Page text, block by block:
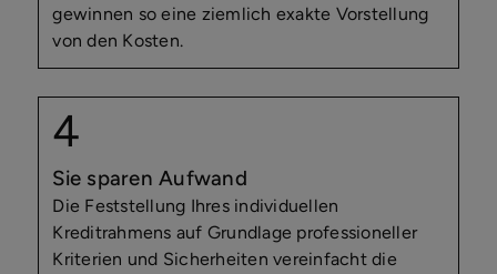
gewinnen so eine ziemlich exakte Vorstellung
von den Kosten.
Sie sparen Aufwand
Die Feststellung Ihres individuellen
Kreditrahmens auf Grundlage professioneller
Kriterien und Sicherheiten vereinfacht die